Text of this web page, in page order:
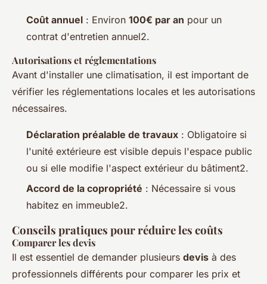
Coût annuel : Environ 100€ par an pour un
contrat d'entretien annuel2.
Autorisations et réglementations
Avant d'installer une climatisation, il est important de
vérifier les réglementations locales et les autorisations
nécessaires.
Déclaration préalable de travaux : Obligatoire si
l'unité extérieure est visible depuis l'espace public
ou si elle modifie l'aspect extérieur du bâtiment2.
Accord de la copropriété : Nécessaire si vous
habitez en immeuble2.
Conseils pratiques pour réduire les coûts
Comparer les devis
Il est essentiel de demander plusieurs devis à des
professionnels différents pour comparer les prix et